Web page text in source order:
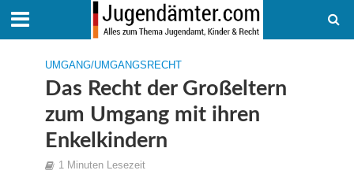
UMGANG/UMGANGSRECHT
Das Recht der Großeltern
zum Umgang mit ihren
Enkelkindern
1 Minuten Lesezeit